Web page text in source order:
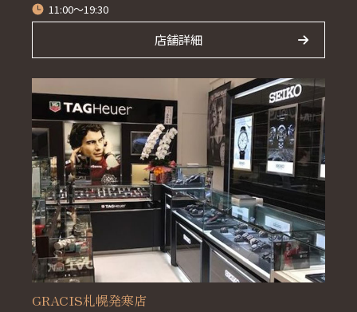
11:00～19:30
店舗詳細
GRACIS札幌発寒店